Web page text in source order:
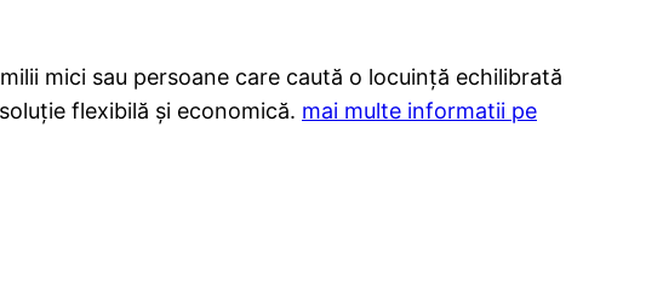
mici sau persoane care caută o locuință echilibrată
flexibilă și economică. mai multe informatii pe